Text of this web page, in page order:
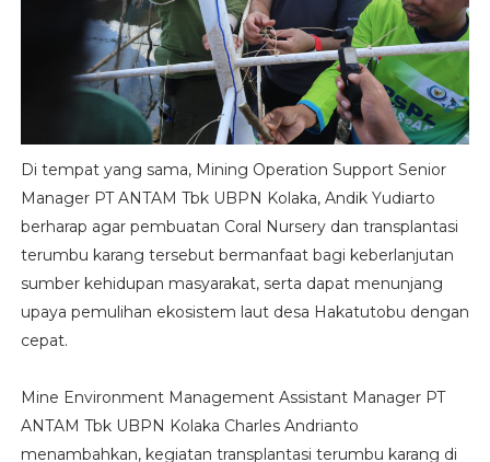
Di tempat yang sama, Mining Operation Support Senior
Manager PT ANTAM Tbk UBPN Kolaka, Andik Yudiarto
berharap agar pembuatan Coral Nursery dan transplantasi
terumbu karang tersebut bermanfaat bagi keberlanjutan
sumber kehidupan masyarakat, serta dapat menunjang
upaya pemulihan ekosistem laut desa Hakatutobu dengan
cepat.
Mine Environment Management Assistant Manager PT
ANTAM Tbk UBPN Kolaka Charles Andrianto
menambahkan, kegiatan transplantasi terumbu karang di